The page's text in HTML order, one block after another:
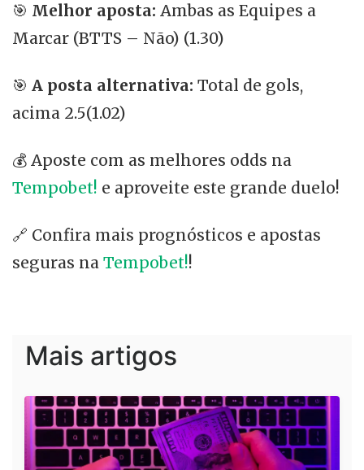
🎯 Melhor aposta: Ambas as Equipes a
Marcar (BTTS – Não) (1.30)
🎯 A posta alternativa: Total de gols,
acima 2.5(1.02)
💰 Aposte com as melhores odds na
Tempobet! e aproveite este grande duelo!
🔗 Confira mais prognósticos e apostas
seguras na Tempobet!!
Mais artigos